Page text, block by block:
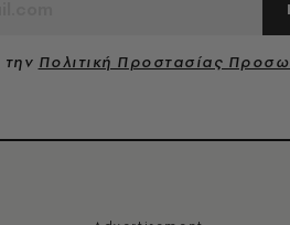
Πολιτική Προστασίας